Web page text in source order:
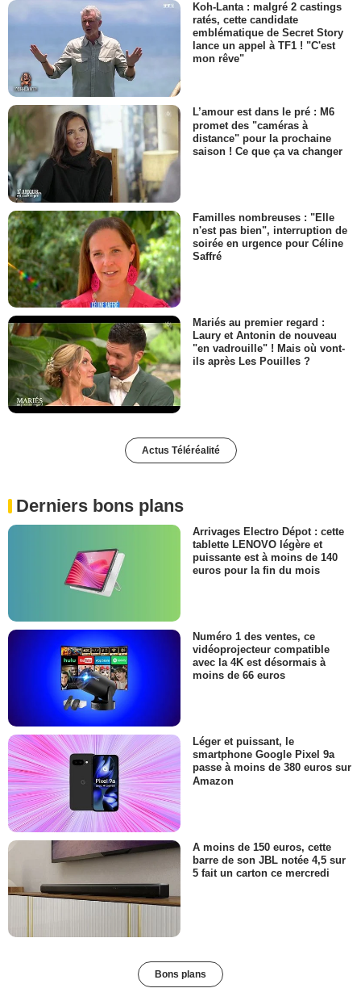
Koh-Lanta : malgré 2 castings
ratés, cette candidate
emblématique de Secret Story
lance un appel à TF1 ! "C'est
mon rêve"
L’amour est dans le pré : M6
promet des "caméras à
distance" pour la prochaine
saison ! Ce que ça va changer
Familles nombreuses : "Elle
n'est pas bien", interruption de
soirée en urgence pour Céline
Saffré
Mariés au premier regard :
Laury et Antonin de nouveau
"en vadrouille" ! Mais où vont-
ils après Les Pouilles ?
Actus Téléréalité
Derniers bons plans
Arrivages Electro Dépot : cette
tablette LENOVO légère et
puissante est à moins de 140
euros pour la fin du mois
Numéro 1 des ventes, ce
vidéoprojecteur compatible
avec la 4K est désormais à
moins de 66 euros
Léger et puissant, le
smartphone Google Pixel 9a
passe à moins de 380 euros sur
Amazon
A moins de 150 euros, cette
barre de son JBL notée 4,5 sur
5 fait un carton ce mercredi
Bons plans